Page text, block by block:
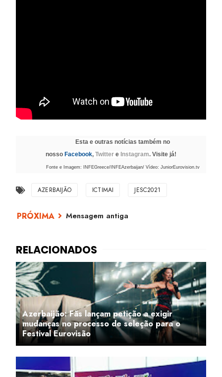
Esta e outras notícias também no
nosso Facebook, Twitter e Instagram. Visite já!
Fonte e Imagem: INFEGreece/INFEAzerbaijan/ Vídeo: JuniorEurovision.tv
AZERBAIJÃO ICTIMAI JESC2021
Mensagem antiga
Azerbaijão: Fãs lançam petição a exigir
mudanças no processo de seleção para o
Festival Eurovisão